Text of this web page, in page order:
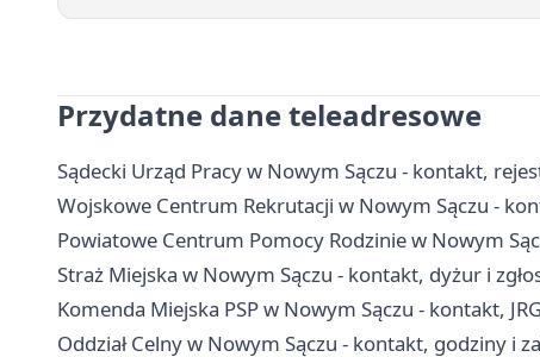
Przydatne dane teleadresowe
Sądecki Urząd Pracy w Nowym Sączu - kontakt,
Wojskowe Centrum Rekrutacji w Nowym Sączu -
Powiatowe Centrum Pomocy Rodzinie w Nowym
Straż Miejska w Nowym Sączu - kontakt, dyżur i
Komenda Miejska PSP w Nowym Sączu - kontakt,
Oddział Celny w Nowym Sączu - kontakt, godziny i